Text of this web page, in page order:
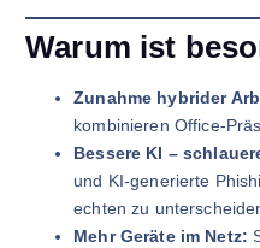
Warum ist
Zunahme hybrider
kombinieren Office-
Bessere KI –
und KI-generierte
echten zu
Mehr Geräte im Netz: